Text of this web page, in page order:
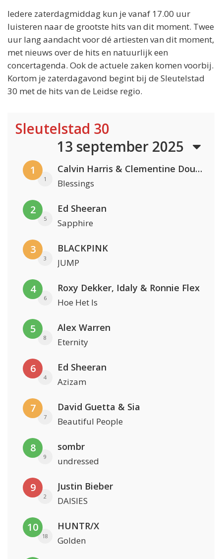
Iedere zaterdagmiddag kun je vanaf 17.00 uur
luisteren naar de grootste hits van dit moment. Twee
uur lang aandacht voor dé artiesten van dit moment,
met nieuws over de hits en natuurlijk een
concertagenda. Ook de actuele zaken komen voorbij.
Kortom je zaterdagavond begint bij de Sleutelstad
30 met de hits van de Leidse regio.
Sleutelstad 30
13 september 2025
1
1
Calvin Harris & Clementine Douglas
Blessings
2
5
Ed Sheeran
Sapphire
3
3
BLACKPINK
JUMP
4
6
Roxy Dekker, Idaly & Ronnie Flex
Hoe Het Is
5
8
Alex Warren
Eternity
6
4
Ed Sheeran
Azizam
7
7
David Guetta & Sia
Beautiful People
8
9
sombr
undressed
9
2
Justin Bieber
DAISIES
10
18
HUNTR/X
Golden